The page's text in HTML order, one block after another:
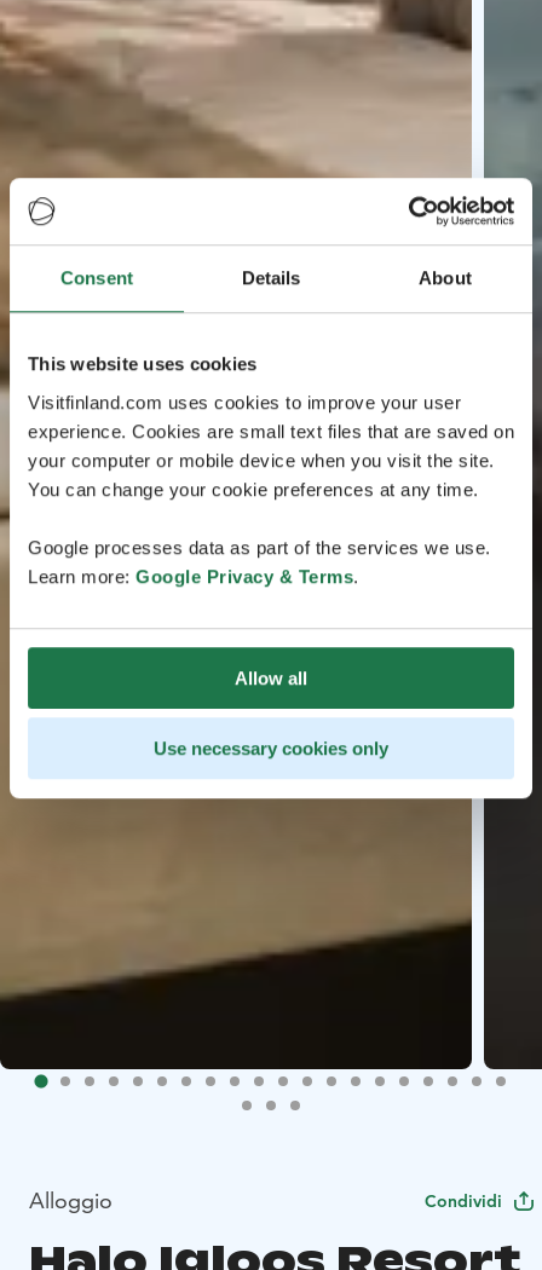
Consent Details About
This website uses cookies
Visitfinland.com uses cookies to improve your user
experience. Cookies are small text files that are saved on
your computer or mobile device when you visit the site.
You can change your cookie preferences at any time.
Google processes data as part of the services we use.
Learn more: Google Privacy & Terms.
Allow all
Use necessary cookies only
Alloggio Condividi